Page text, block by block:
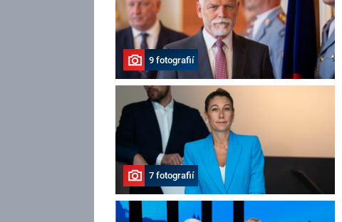
9 fotografií
7 fotografií